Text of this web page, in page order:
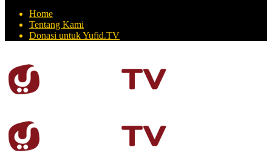
Home
Tentang Kami
Donasi untuk Yufid.TV